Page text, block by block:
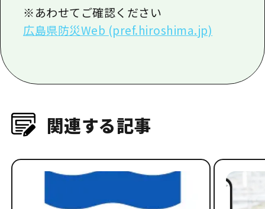
※あわせてご確認ください
広島県防災Web (pref.hiroshima.jp)
関連する記事